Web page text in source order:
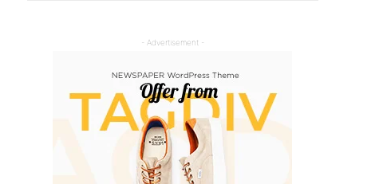
- Advertisement -